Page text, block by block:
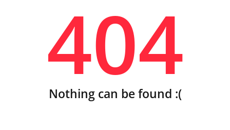
404
Nothing can be found :(